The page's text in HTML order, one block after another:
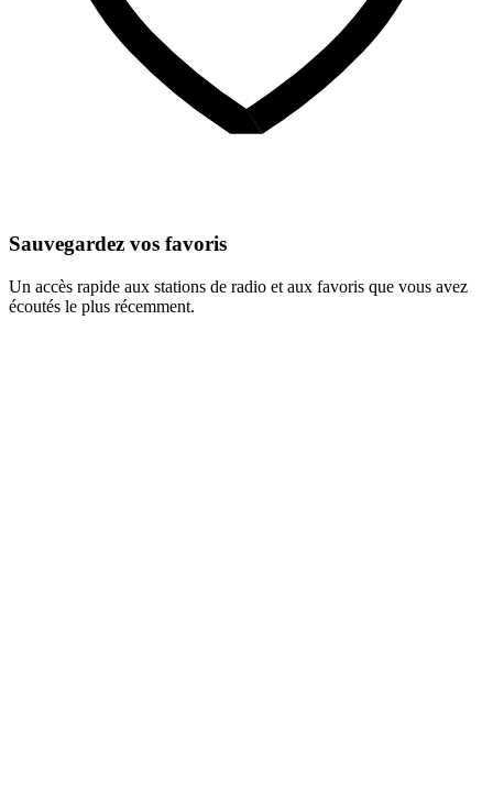
Sauvegardez vos favoris
Un accès rapide aux stations de radio et aux favoris que vous avez
écoutés le plus récemment.